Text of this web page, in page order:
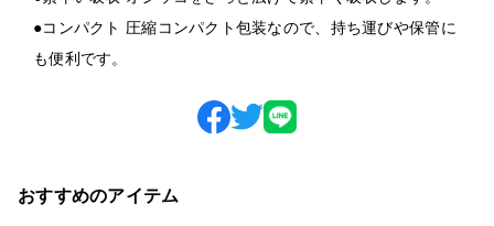
●コンパクト 圧縮コンパクト包装なので、持ち運びや保管に
も便利です。
おすすめのアイテム